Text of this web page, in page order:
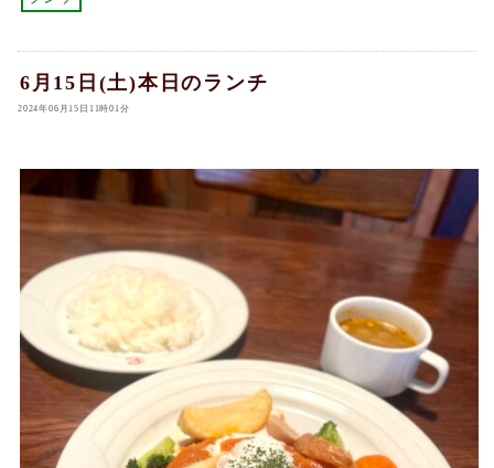
6月15日(土)本日のランチ
2024年06月15日11時01分